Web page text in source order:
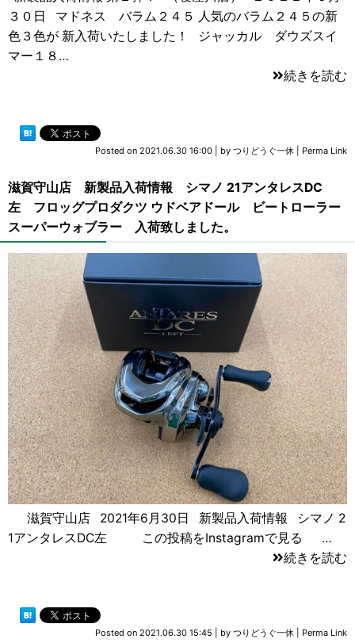
３０日 マドネス バラム２４５ 人気のバラム２４５の新
色３色が 新入荷いたしました！ ジャッカル ダウズスイ
マー１８…
続きを読む
Posted on 2021.06.30 16:00 by つりどうぐ一休 Perma Link
滋賀守山店 新製品入荷情報 シマノ 21アンタレスDC
左 フロッグプロダクツ ウドベアドール ビートローラー
スーパーウォブラー 入荷致しました。
滋賀守山店 2021年6月30日 新製品入荷情報 シマノ 2
1アンタレスDC左 この投稿をInstagramで見る …
続きを読む
Posted on 2021.06.30 15:45 by つりどうぐ一休 Perma Link